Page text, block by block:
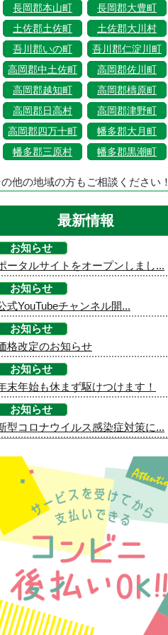
長岡郡本山町
長岡郡大豊町
土佐郡土佐町
土佐郡大川村
吾川郡いの町
吾川郡仁淀川町
高岡郡中土佐町
高岡郡佐川町
高岡郡越知町
高岡郡檮原町
高岡郡日高村
高岡郡津野町
高岡郡四万十町
幡多郡大月町
幡多郡三原村
幡多郡黒潮町
他の地域の方もご相談ください！
最新情報
お知らせ
ータルサイトをオープンしまし...
お知らせ
式YouTubeチャンネル開...
お知らせ
格改定のお知らせ
お知らせ
末年始も休まず駆けつけます！
お知らせ
型コロナウイルス感染症対策に...